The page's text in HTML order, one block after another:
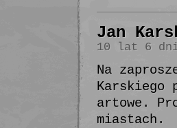
Jan
10 lat 6
Na
Karskiego
artowe.
miastach.